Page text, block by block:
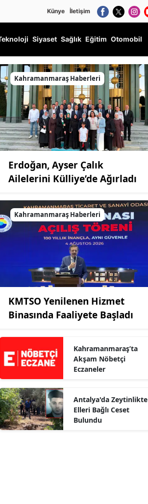
Künye İletişim
Siyaset Sağlık Eğitim Otomobil
Kahramanmaraş Haberleri
Erdoğan, Ayser Çalık
Ailelerini Külliye’de Ağırladı
Kahramanmaraş Haberleri
KMTSO Yenilenen Hizmet
Binasında Faaliyete Başladı
Kahramanmaraş’ta
Akşam Nöbetçi
Eczaneler
Antalya'da Zeytinlikte
Elleri Bağlı Ceset
Bulundu